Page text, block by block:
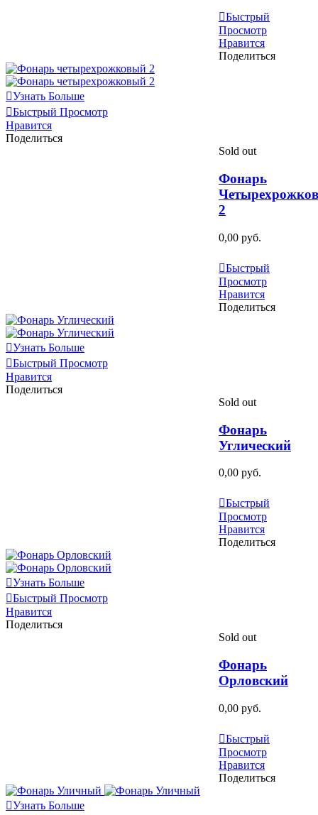
Быстрый
Просмотр
Нравится
Поделиться
Узнать Больше
Быстрый Просмотр
Нравится
Поделиться
Sold out
Фонарь
2
0,00 руб.
Быстрый
Просмотр
Нравится
Поделиться
Узнать Больше
Быстрый Просмотр
Нравится
Поделиться
Sold out
Фонарь
Углический
0,00 руб.
Быстрый
Просмотр
Нравится
Поделиться
Узнать Больше
Быстрый Просмотр
Нравится
Поделиться
Sold out
Фонарь
Орловский
0,00 руб.
Быстрый
Просмотр
Нравится
Поделиться
Узнать Больше